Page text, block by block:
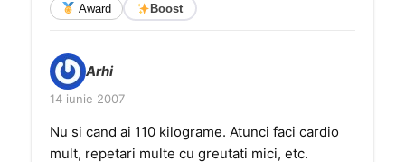
Award Boost
Arhi
14 iunie 2007
Nu si cand ai 110 kilograme. Atunci faci cardio
mult, repetari multe cu greutati mici, etc.